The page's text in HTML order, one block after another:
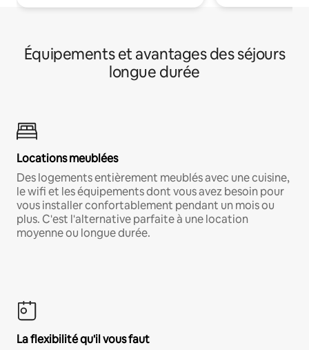
Équipements et avantages des séjours
longue durée
Locations meublées
Des logements entièrement meublés avec une cuisine,
le wifi et les équipements dont vous avez besoin pour
vous installer confortablement pendant un mois ou
plus. C'est l'alternative parfaite à une location
moyenne ou longue durée.
La flexibilité qu'il vous faut